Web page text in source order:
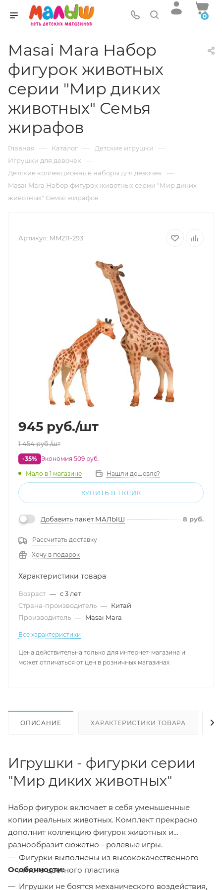
0
Masai Mara Набор
фигурок животных
серии "Мир диких
животных" Семья
жирафов
Главная — Каталог — Детские игрушки —
Игрушки для девочек —
Детские коллекционные наборы для девочек —
Masai Mara Набор фигурок животных серии "Мир диких
животных" Семья жирафов
Артикул: MM211-293
945 руб./шт
1 454руб./шт
-35% Экономия 509 руб.
Мало в 1 магазине Нашли дешевле?
КУПИТЬ В 1 КЛИК
Добавить пакет МАЛЫШ 8 руб.
Рассчитать доставку
Хочу в подарок
Характеристики товара
Возраст — с 3 лет
Страна-производитель — Китай
Производитель — Masai Mara
Все характеристики
Цена действительна только для интернет-магазина и
может отличаться от цен в розничных магазинах
ОПИСАНИЕ ХАРАКТЕРИСТИКИ ТОВАРА
Игрушки - фигурки серии
"Мир диких животных"
Набор фигурок включает в себя уменьшенные
копии реальных животных. Комплект прекрасно
дополнит коллекцию фигурок животных и
разнообразит сюжетно - ролевые игры.
Особенности:
Фигурки выполнены из высококачественного
литого цветного пластика
Игрушки не боятся механического воздействия,